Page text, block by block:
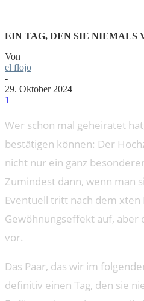
EIN TAG, DEN SIE NIEMALS
Von
el flojo
-
29. Oktober 2024
1
Wer schon mal geheiratet
bestätigen können: Der
nicht nur ein ganz
Zumindest dann, wenn man
Eventuell tritt nach dem xten
Gewöhnungseffekt auf, aber
vor.
Das Paar, das wir im
definitiv einen Tag, den sie